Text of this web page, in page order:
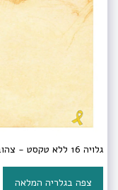
גלויה 16 ללא טקסט - צהוב
צפה בגלריה המלאה